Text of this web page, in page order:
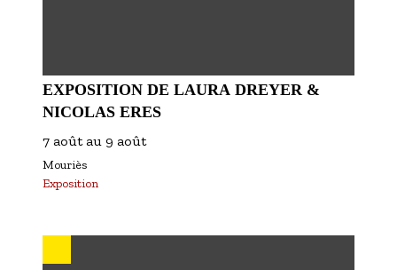
EXPOSITION DE LAURA DREYER &
NICOLAS ERES
7 août au 9 août
Mouriès
Exposition